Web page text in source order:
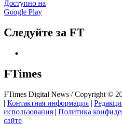
Доступно на
Google Play
Следуйте за FT
FTimes
FTimes Digital News / Copyright ©
| Контактная информация |
использования | Политика
сайте